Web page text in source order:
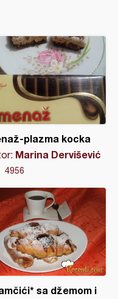
plazma kocka
Marina Dervišević
4956
sa džemom i